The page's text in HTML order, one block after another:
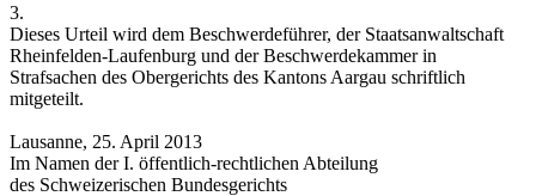
3.
Dieses Urteil wird dem Beschwerdeführer, der Staatsanwaltschaft
Rheinfelden-Laufenburg und der Beschwerdekammer in
Strafsachen des Obergerichts des Kantons Aargau schriftlich
mitgeteilt.
Lausanne, 25. April 2013
Im Namen der I. öffentlich-rechtlichen Abteilung
des Schweizerischen Bundesgerichts